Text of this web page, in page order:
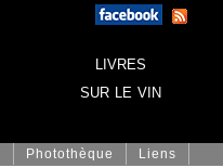
livres
sur le vin
Photothèque Liens